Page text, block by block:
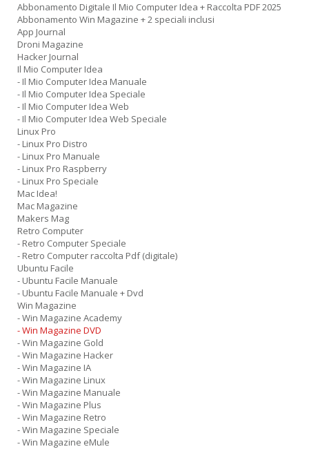
Abbonamento Digitale Il Mio Computer Idea + Raccolta PDF 2025
Abbonamento Win Magazine + 2 speciali inclusi
App Journal
Droni Magazine
Hacker Journal
Il Mio Computer Idea
- Il Mio Computer Idea Manuale
- Il Mio Computer Idea Speciale
- Il Mio Computer Idea Web
- Il Mio Computer Idea Web Speciale
Linux Pro
- Linux Pro Distro
- Linux Pro Manuale
- Linux Pro Raspberry
- Linux Pro Speciale
Mac Idea!
Mac Magazine
Makers Mag
Retro Computer
- Retro Computer Speciale
- Retro Computer raccolta Pdf (digitale)
Ubuntu Facile
- Ubuntu Facile Manuale
- Ubuntu Facile Manuale + Dvd
Win Magazine
- Win Magazine Academy
- Win Magazine DVD
- Win Magazine Gold
- Win Magazine Hacker
- Win Magazine IA
- Win Magazine Linux
- Win Magazine Manuale
- Win Magazine Plus
- Win Magazine Retro
- Win Magazine Speciale
- Win Magazine eMule